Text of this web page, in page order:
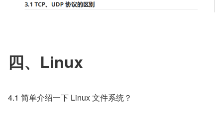
四、Linux
4.1 简单介绍一下 Linux 文件系统？